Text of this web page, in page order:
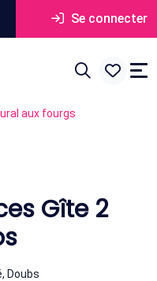
Se connecter
aux fourgs
Gîte 2
Doubs